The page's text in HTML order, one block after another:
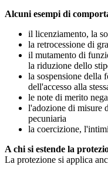
Alcuni esempi di
il licenziamento, la
la retrocessione di
il mutamento di
la riduzione dello
la sospensione della
dell'accesso alla
le note di merito
l'adozione di misure
pecuniaria
la coercizione,
A chi si estende la
La protezione si applica